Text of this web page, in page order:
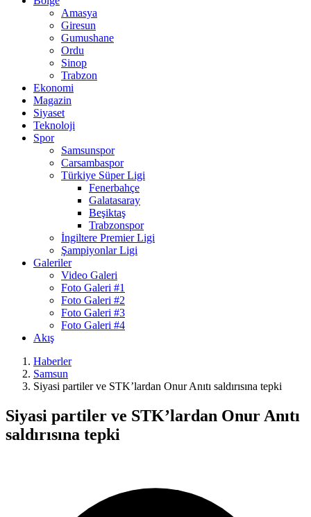
Amasya
Giresun
Gumushane
Ordu
Sinop
Trabzon
Ekonomi
Magazin
Siyaset
Teknoloji
Spor
Samsunspor
Carsambaspor
Türkiye Süper Ligi
Fenerbahçe
Galatasaray
Beşiktaş
Trabzonspor
İngiltere Premier Ligi
Şampiyonlar Ligi
Galeriler
Video Galeri
Foto Galeri #1
Foto Galeri #2
Foto Galeri #3
Foto Galeri #4
Akış
Haberler
Samsun
Siyasi partiler ve STK’lardan Onur Anıtı saldırısına tepki
Siyasi partiler ve STK’lardan Onur Anıtı
saldırısına tepki